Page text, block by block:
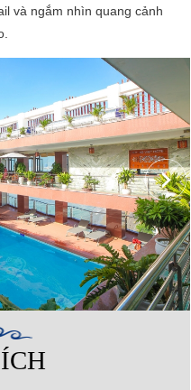
và ngắm nhìn quang cảnh
ÍCH